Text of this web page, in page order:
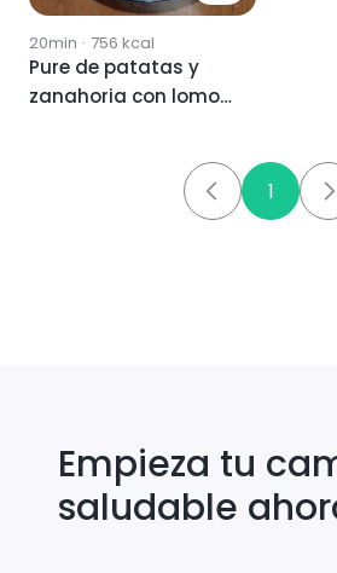
20min · 756 kcal
Pure de patatas y
zanahoria con lomo
1
Empieza tu
saludable